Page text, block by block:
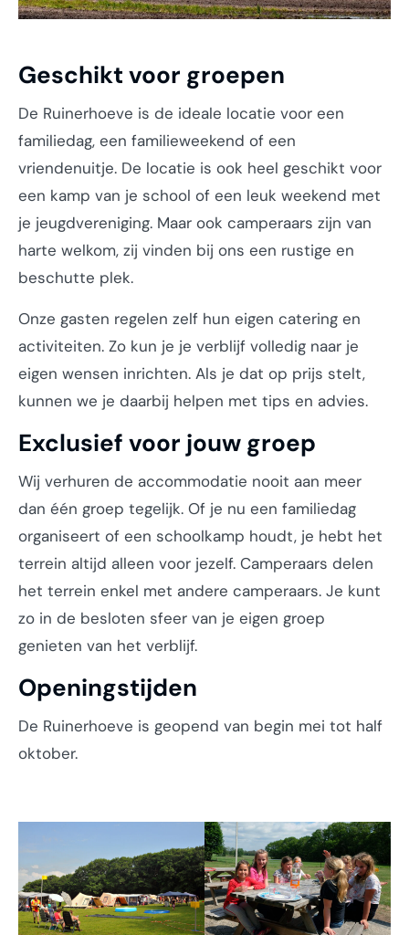
Geschikt voor groepen
De Ruinerhoeve is de ideale locatie voor een
familiedag, een familieweekend of een
vriendenuitje. De locatie is ook heel geschikt voor
een kamp van je school of een leuk weekend met
je jeugdvereniging. Maar ook camperaars zijn van
harte welkom, zij vinden bij ons een rustige en
beschutte plek.
Onze gasten regelen zelf hun eigen catering en
activiteiten. Zo kun je je verblijf volledig naar je
eigen wensen inrichten. Als je dat op prijs stelt,
kunnen we je daarbij helpen met tips en advies.
Exclusief voor jouw groep
Wij verhuren de accommodatie nooit aan meer
dan één groep tegelijk. Of je nu een familiedag
organiseert of een schoolkamp houdt, je hebt het
terrein altijd alleen voor jezelf. Camperaars delen
het terrein enkel met andere camperaars. Je kunt
zo in de besloten sfeer van je eigen groep
genieten van het verblijf.
Openingstijden
De Ruinerhoeve is geopend van begin mei tot half
oktober.